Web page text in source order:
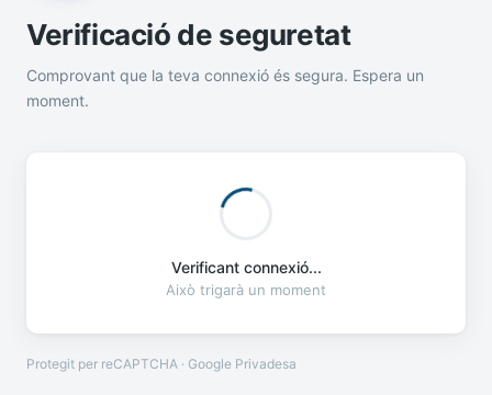
Verificació de seguretat
Comprovant que la teva connexió és segura. Espera un
moment.
Verificant connexió...
Això trigarà un moment
Protegit per reCAPTCHA · Google Privadesa